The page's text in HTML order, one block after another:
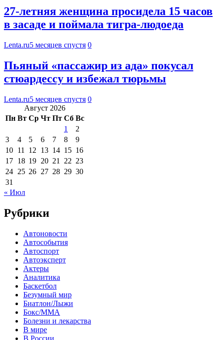
27-летняя женщина просидела 15 часов
в засаде и поймала тигра-людоеда
Lenta.ru5 месяцев спустя 0
Пьяный «пассажир из ада» покусал
стюардессу и избежал тюрьмы
Lenta.ru5 месяцев спустя 0
Август 2026
Пн Вт Ср Чт Пт Сб Вс
1
2
3
4 5 6 7 8
9
10 11 12 13 14 15 16
17 18 19 20 21 22 23
24 25 26 27 28 29 30
31
« Июл
Рубрики
Автоновости
Автособытия
Автоспорт
Автоэксперт
Актеры
Аналитика
Баскетбол
Безумный мир
Биатлон/Лыжи
Бокс/MMA
Болезни и лекарства
В мире
В России